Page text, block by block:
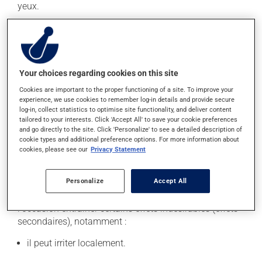
yeux.
En règle générale, on utilise ce produit trois fois par
jour. Il est possible que votre pharmacien vous ait
indiqué un horaire différent qui est plus approprié pour
vous. Ne cessez pas de l'appliquer dès qu'une
amélioration est visible. Continuez pour la durée de
traitement indiquée.
Il est important de respecter la posologie inscrite sur
l'étiquette. N'en utilisez pas plus, ni plus souvent
qu'indiqué.
En plus de ses effets recherchés, ce produit peut à
l'occasion entraîner certains effets indésirables (effets
secondaires), notamment :
il peut irriter localement.
Your choices regarding cookies on this site
Cookies are important to the proper functioning of a site. To improve your
experience, we use cookies to remember log-in details and provide secure
log-in, collect statistics to optimise site functionality, and deliver content
tailored to your interests. Click 'Accept All' to save your cookie preferences
and go directly to the site. Click 'Personalize' to see a detailed description of
cookie types and additional preference options. For more information about
cookies, please see our Privacy Statement
Personalize Accept All